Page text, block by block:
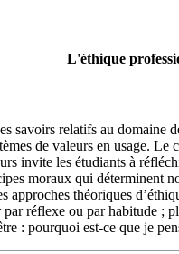
L'éthique
relatifs au domaine
de valeurs en usage.
invite les étudiants à
moraux qui déterminent
théoriques
réflexe ou par habitude ;
: pourquoi est-ce que je